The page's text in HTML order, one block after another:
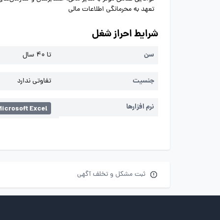
تعهد به محرمانگی اطلاعات مالی
شرایط احراز شغل
سن تا 40 سال
جنسیت تفاوتی ندارد
نرم افزارها Excel
ثبت مشکل و تخلف آگهی